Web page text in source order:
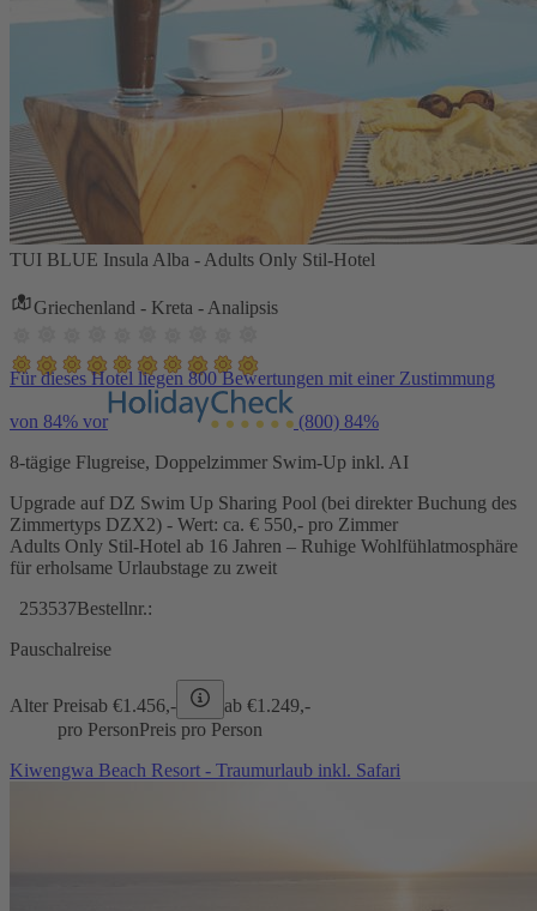
TUI BLUE Insula Alba - Adults Only Stil-Hotel
Griechenland - Kreta - Analipsis
Für dieses Hotel liegen 800 Bewertungen mit einer Zustimmung
von 84% vor (800) 84%
8-tägige Flugreise, Doppelzimmer Swim-Up inkl. AI
Upgrade auf DZ Swim Up Sharing Pool (bei direkter Buchung des
Zimmertyps DZX2) - Wert: ca. € 550,- pro Zimmer
Adults Only Stil-Hotel ab 16 Jahren – Ruhige Wohlfühlatmosphäre
für erholsame Urlaubstage zu zweit
253537Bestellnr.:
Pauschalreise
Alter Preisab €1.456,- ab €1.249,-
pro PersonPreis pro Person
Kiwengwa Beach Resort - Traumurlaub inkl. Safari